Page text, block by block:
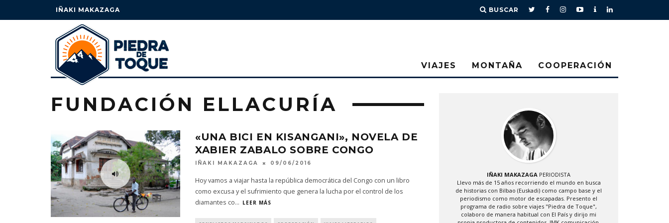
IÑAKI MAKAZAGA BUSCAR
VIAJES MONTAÑA COOPERACIÓN
FUNDACIÓN ELLACURÍA
«UNA BICI EN KISANGANI», NOVELA DE
XABIER ZABALO SOBRE CONGO
IÑAKI MAKAZAGA 09/06/2016
Hoy vamos a viajar hasta la república democrática del Congo con un libro
como excusa y el sufrimiento que genera la lucha por el control de los
diamantes co... LEER MÁS
IÑAKI MAKAZAGA PERIODISTA
Llevo más de 15 años recorriendo el mundo en busca
de historias con Bilbao (Euskadi) como campo base y el
periodismo como motor de escapadas. Presento el
programa de radio sobre viajes "Piedra de Toque",
colaboro de manera habitual con El País y dirijo mi